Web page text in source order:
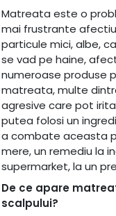
Matreata este o
mai frustrante
particule mici, albe,
se vad pe haine,
numeroase produse
matreata, multe
agresive care pot
putea folosi un
a combate aceasta
mere, un remediu la
supermarket, la un
De ce apare
scalpului?